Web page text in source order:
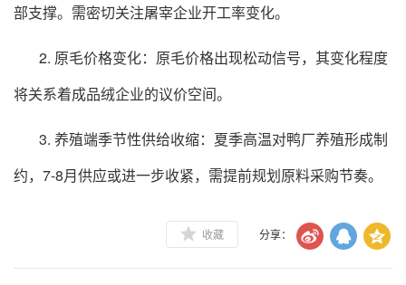
部支撑。需密切关注屠宰企业开工率变化。
2. 原毛价格变化：原毛价格出现松动信号，其变化程度
将关系着成品绒企业的议价空间。
3. 养殖端季节性供给收缩：夏季高温对鸭厂养殖形成制
约，7-8月供应或进一步收紧，需提前规划原料采购节奏。
收藏 分享：